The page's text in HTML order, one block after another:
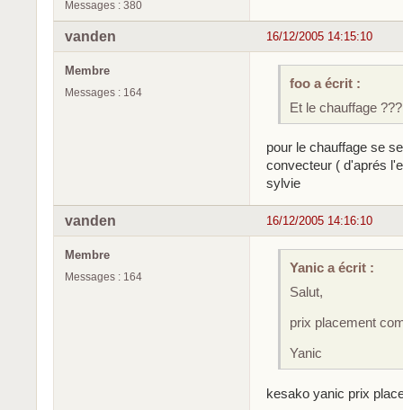
Messages : 380
16/12/2005 14:15:10
vanden
Membre
Messages : 164
foo a écrit :
Et le chauffage
pour le chauffage se
convecteur ( d'aprés
sylvie
16/12/2005 14:16:10
vanden
Membre
Messages : 164
Yanic a écrit :
Salut,
prix placement
Yanic
kesako yanic prix